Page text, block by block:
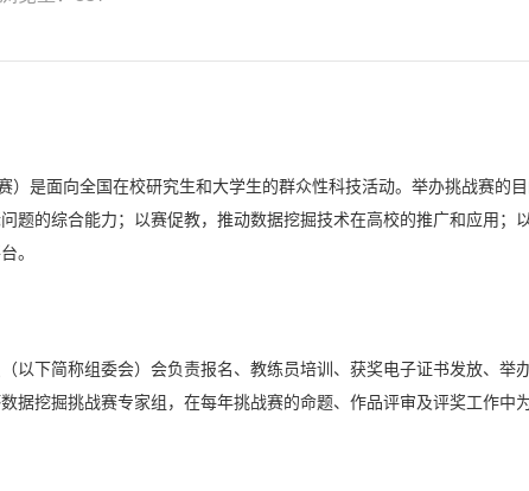
）是面向全国在校研究生和大学生的群众性科技活动。举办挑战赛的
题的综合能力；以赛促教，推动数据挖掘技术在高校的推广和应用；
。
以下简称组委会）会负责报名、教练员培训、获奖电子证书发放、举
据挖掘挑战赛专家组，在每年挑战赛的命题、作品评审及评奖工作中